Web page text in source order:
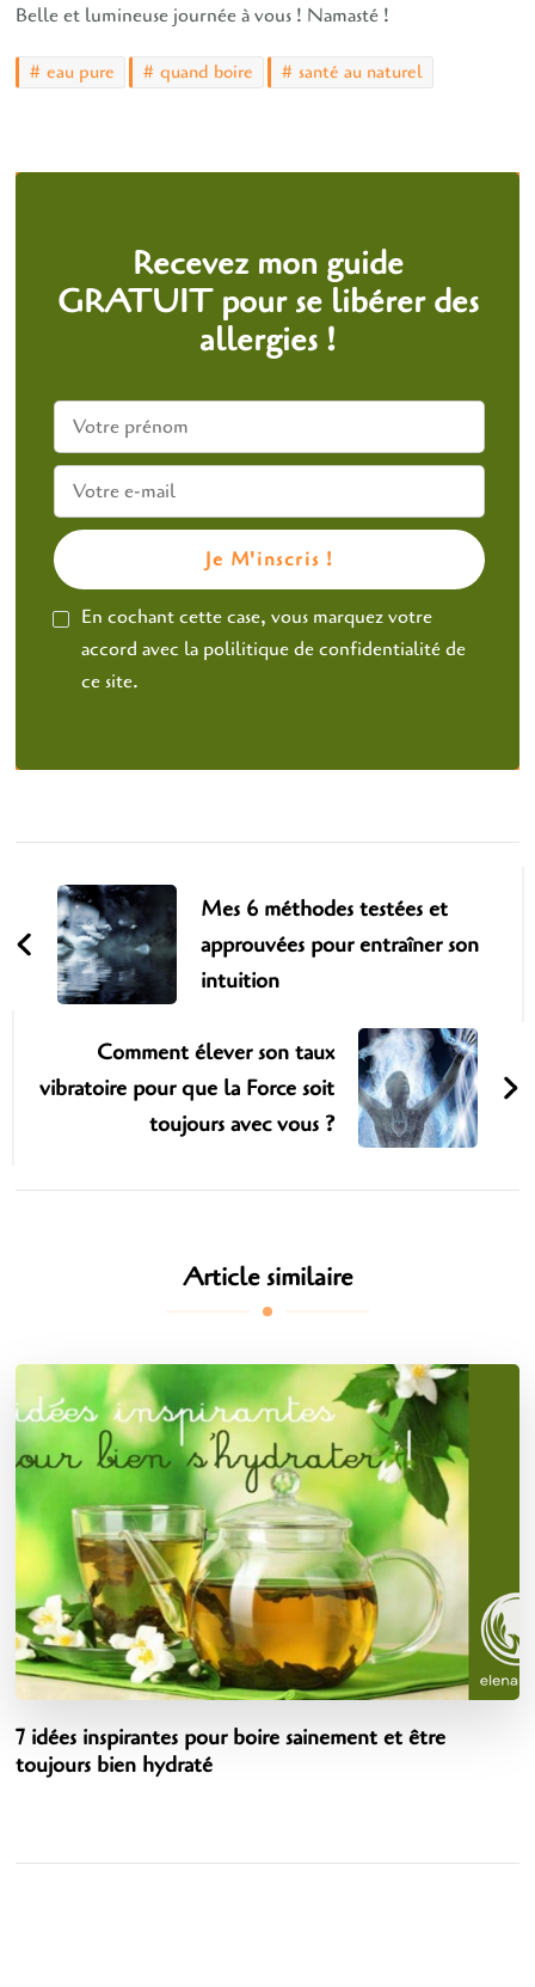
Belle et lumineuse journée à vous ! Namasté !
eau pure quand boire santé au naturel
Recevez mon guide
GRATUIT pour se libérer des
allergies !
En cochant cette case, vous marquez votre
accord avec la polilitique de confidentialité de
ce site.
d'article
Mes 6 méthodes testées et
approuvées pour entraîner son
intuition
Comment élever son taux
vibratoire pour que la Force soit
toujours avec vous ?
Article similaire
7 idées inspirantes pour boire sainement et être
toujours bien hydraté